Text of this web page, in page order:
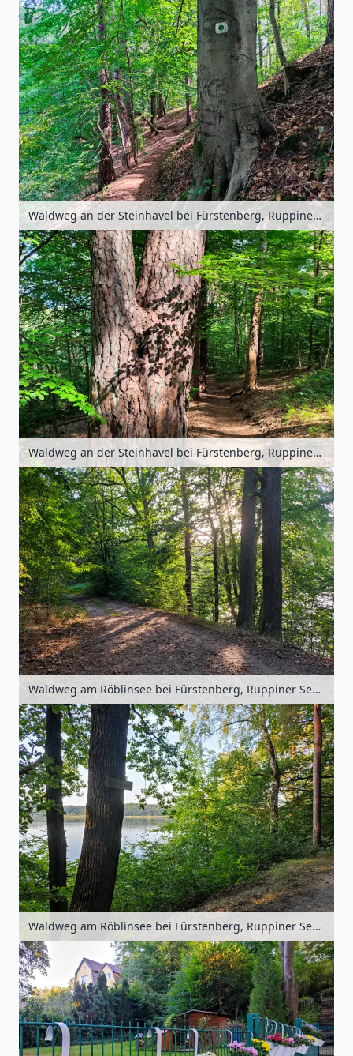
Waldweg an der Steinhavel bei Fürstenberg, Ruppiner Seenland, Brandenburg, Deutschland
Waldweg an der Steinhavel bei Fürstenberg, Ruppiner Seenland, Brandenburg, Deutschland
Waldweg am Röblinsee bei Fürstenberg, Ruppiner Seenland, Brandenburg, Deutschland
Waldweg am Röblinsee bei Fürstenberg, Ruppiner Seenland, Brandenburg, Deutschland